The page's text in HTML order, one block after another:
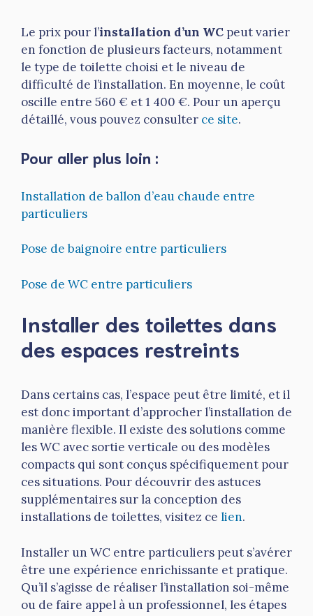
Le prix pour l’installation d’un WC peut varier
en fonction de plusieurs facteurs, notamment
le type de toilette choisi et le niveau de
difficulté de l’installation. En moyenne, le coût
oscille entre 560 € et 1 400 €. Pour un aperçu
détaillé, vous pouvez consulter ce site.
Pour aller plus loin :
Installation de ballon d’eau chaude entre
particuliers
Pose de baignoire entre particuliers
Pose de WC entre particuliers
Installer des toilettes dans
des espaces restreints
Dans certains cas, l’espace peut être limité, et il
est donc important d’approcher l’installation de
manière flexible. Il existe des solutions comme
les WC avec sortie verticale ou des modèles
compacts qui sont conçus spécifiquement pour
ces situations. Pour découvrir des astuces
supplémentaires sur la conception des
installations de toilettes, visitez ce lien.
Installer un WC entre particuliers peut s’avérer
être une expérience enrichissante et pratique.
Qu’il s’agisse de réaliser l’installation soi-même
ou de faire appel à un professionnel, les étapes